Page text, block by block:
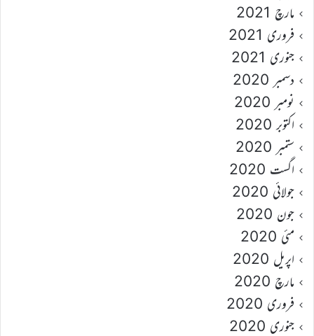
مارچ 2021
فروری 2021
جنوری 2021
دسمبر 2020
نومبر 2020
اکتوبر 2020
ستمبر 2020
اگست 2020
جولائی 2020
جون 2020
مئی 2020
اپریل 2020
مارچ 2020
فروری 2020
جنوری 2020